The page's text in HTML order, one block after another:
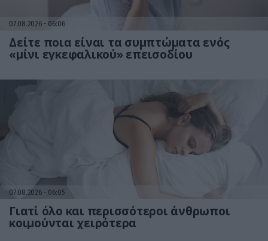
07.08.2026 06:06
Δείτε ποια είναι τα συμπτώματα ενός
«μίνι εγκεφαλικού» επεισοδίου
07.08.2026 06:05
Γιατί όλο και περισσότεροι άνθρωποι
κοιμούνται χειρότερα